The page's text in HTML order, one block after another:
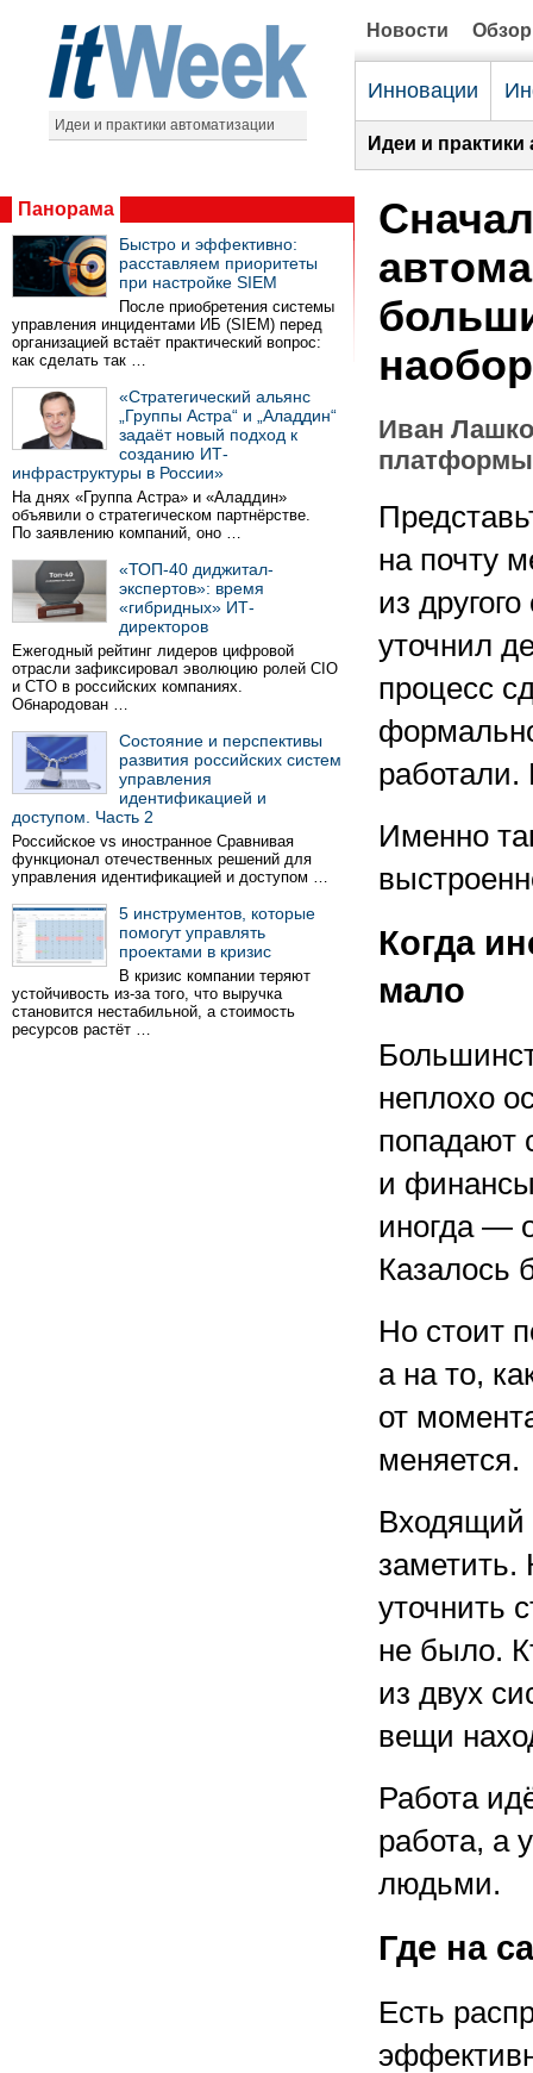
Идеи и практики автоматизации
Новости
Инновации
Идеи и
Панорама
Быстро и эффективно:
расставляем приоритеты
при настройке SIEM
После приобретения системы
управления инцидентами ИБ (SIEM) перед
организацией встаёт практический вопрос:
как сделать так …
«Стратегический альянс
„Группы Астра“ и „Аладдин“
задаёт новый подход к
созданию ИТ-
инфраструктуры в России»
На днях «Группа Астра» и «Аладдин»
объявили о стратегическом партнёрстве.
По заявлению компаний, оно …
«ТОП-40 диджитал-
экспертов»: время
«гибридных» ИТ-
директоров
Ежегодный рейтинг лидеров цифровой
отрасли зафиксировал эволюцию ролей CIO
и CTO в российских компаниях.
Обнародован …
Состояние и перспективы
развития российских систем
управления
идентификацией и
доступом. Часть 2
Российское vs иностранное Сравнивая
функционал отечественных решений для
управления идентификацией и доступом …
5 инструментов, которые
помогут управлять
проектами в кризис
В кризис компании теряют
устойчивость из-за того, что выручка
становится нестабильной, а стоимость
ресурсов растёт …
Иван
платформы
на почту
из
уточнил
процесс
работали.
Именно
Когда
мало
неплохо
попадают
и
иногда —
Казалось
Но стоит
а на то,
от
меняется.
Входящий
уточнить
не было.
из двух
вещи
Работа
работа, а
людьми.
Где на
Есть